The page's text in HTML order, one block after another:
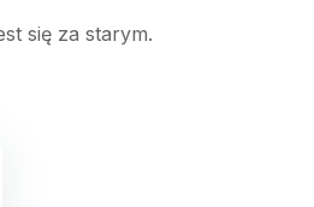
się za starym.